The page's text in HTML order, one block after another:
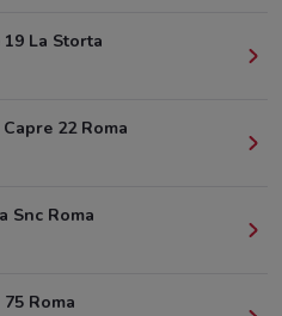
La Storta
22 Roma
Snc Roma
Roma